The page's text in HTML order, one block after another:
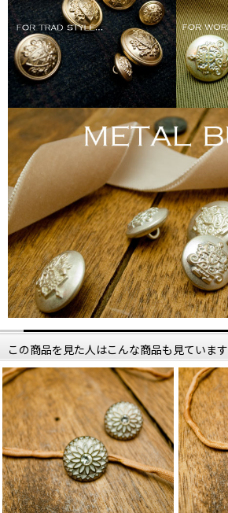
この商品を見た人はこんな商品も見ています